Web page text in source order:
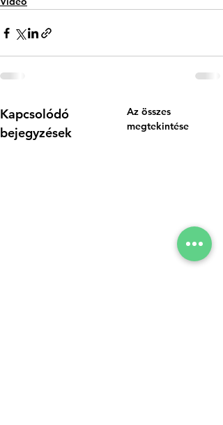
Kapcsolódó
bejegyzések
Az összes
megtekintése